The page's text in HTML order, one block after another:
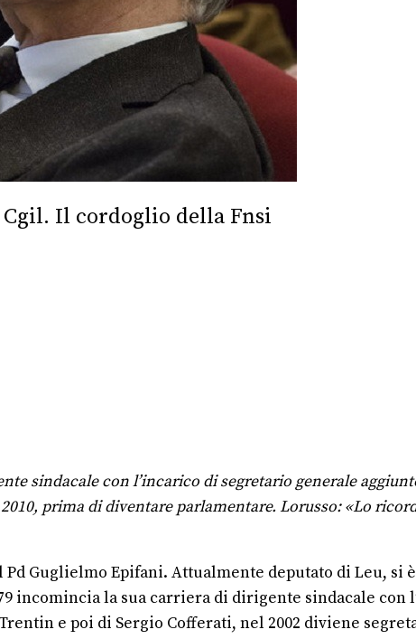
Il cordoglio della Fnsi
sindacale con l’incarico di segretario generale
prima di diventare parlamentare. Lorusso: «Lo
Guglielmo Epifani. Attualmente deputato di Leu, si
incomincia la sua carriera di dirigente sindacale
e poi di Sergio Cofferati, nel 2002 diviene